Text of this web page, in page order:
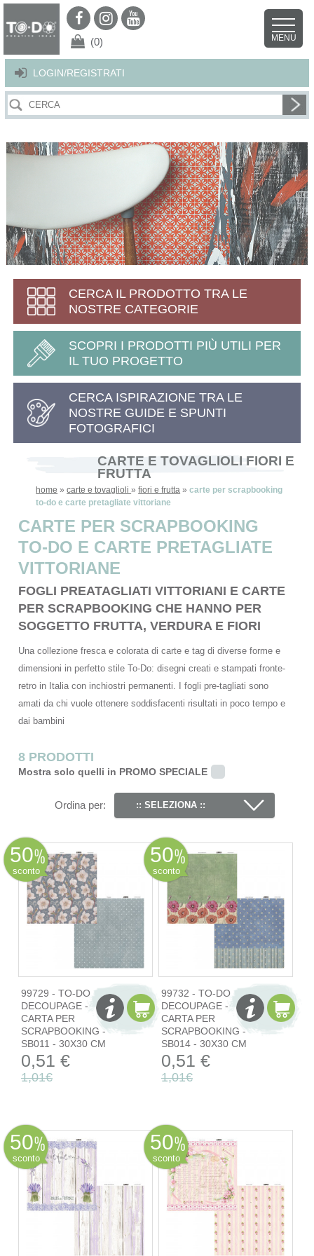
Per offrirti il miglior servizio possibile questo sito utilizza i cookies.
Continuando la navigazione nel sito autorizzi l’uso dei cookies. Per ulteriori
LOGIN/REGISTRATI
(0) MENU
CERCA IL PRODOTTO TRA LE
NOSTRE CATEGORIE
SCOPRI I PRODOTTI PIÙ UTILI PER
IL TUO PROGETTO
CERCA ISPIRAZIONE TRA LE
NOSTRE GUIDE E SPUNTI
FOTOGRAFICI
CARTE E TOVAGLIOLI FIORI E
FRUTTA
home »carte e tovaglioli»fiori e frutta »carte per scrapbooking
to-do e carte pretagliate vittoriane
CARTE PER SCRAPBOOKING
TO-DO E CARTE PRETAGLIATE
VITTORIANE
FOGLI PREATAGLIATI VITTORIANI E CARTE
PER SCRAPBOOKING CHE HANNO PER
SOGGETTO FRUTTA, VERDURA E FIORI
Una collezione fresca e colorata di carte e tag di diverse forme e
dimensioni in perfetto stile To-Do: disegni creati e stampati fronte-
retro in Italia con inchiostri permanenti. I fogli pre-tagliati sono
amati da chi vuole ottenere soddisfacenti risultati in poco tempo e
dai bambini
8 PRODOTTI
Mostra solo quelli in PROMO SPECIALE
Ordina per: :: SELEZIONA ::
50
sconto
99729 - TO-DO
DECOUPAGE -
CARTA PER
SCRAPBOOKING -
SB011 - 30X30 CM
0,51 €
1,01€
50
sconto
99732 - TO-DO
DECOUPAGE -
CARTA PER
SCRAPBOOKING -
SB014 - 30X30 CM
0,51 €
1,01€
50
sconto
50
sconto